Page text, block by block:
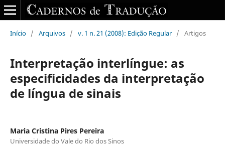
Início / Arquivos / v. 1 n. 21 (2008): Edição Regular / Artigos
Interpretação interlíngue: as
especificidades da interpretação
de língua de sinais
Maria Cristina Pires Pereira
Universidade do Vale do Rio dos Sinos